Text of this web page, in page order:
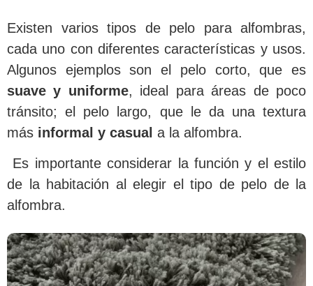
Existen varios tipos de pelo para alfombras,
cada uno con diferentes características y usos.
Algunos ejemplos son el pelo corto, que es
suave y uniforme, ideal para áreas de poco
tránsito; el pelo largo, que le da una textura
más informal y casual a la alfombra.
Es importante considerar la función y el estilo
de la habitación al elegir el tipo de pelo de la
alfombra.